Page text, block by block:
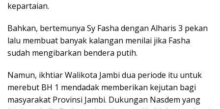
kepartaian.
Bahkan, bertemunya Sy Fasha dengan Alharis 3 pekan
lalu membuat banyak kalangan menilai jika Fasha
sudah mengibarkan bendera putih.
Namun, ikhtiar Walikota Jambi dua periode itu untuk
merebut BH 1 mendadak memberikan kejutan bagi
masyarakat Provinsi Jambi. Dukungan Nasdem yang